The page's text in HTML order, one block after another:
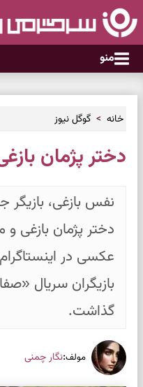
منو
خانه گوگل نیوز
دختر پژمان
نفس بازغی، بازیگر
دختر پژمان بازغی و
عکسی در
بازیگران سریال
گذاشت.
مولف:نگار چمنی